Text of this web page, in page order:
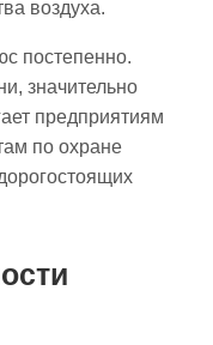
воздуха.
постепенно.
значительно
предприятиям
по охране